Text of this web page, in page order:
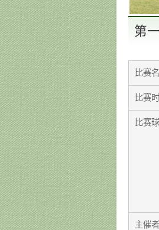
第
比赛
比赛
比赛
主催者